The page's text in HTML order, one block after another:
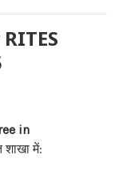
in
शाखा में: